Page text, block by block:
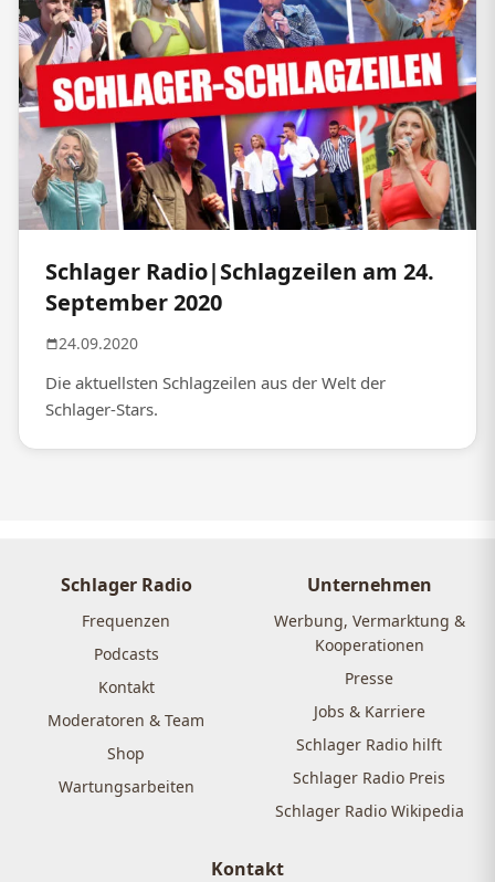
Schlager Radio|Schlagzeilen am 24.
September 2020
24.09.2020
Die aktuellsten Schlagzeilen aus der Welt der
Schlager-Stars.
Schlager Radio
Frequenzen
Podcasts
Kontakt
Moderatoren & Team
Shop
Wartungsarbeiten
Unternehmen
Werbung, Vermarktung &
Kooperationen
Presse
Jobs & Karriere
Schlager Radio hilft
Schlager Radio Preis
Schlager Radio Wikipedia
Kontakt